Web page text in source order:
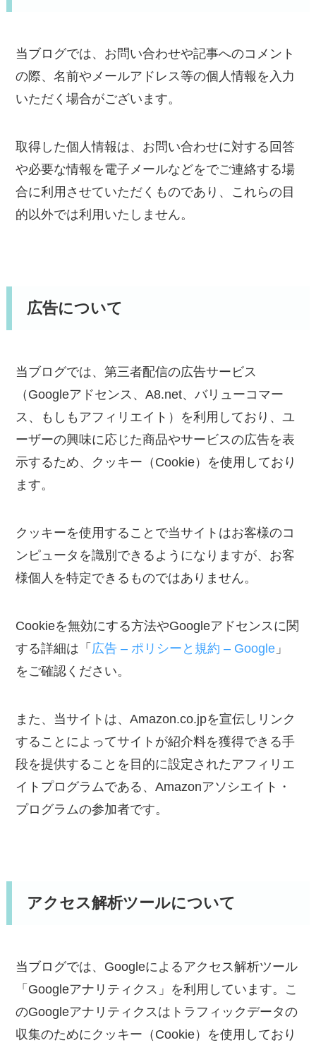
当ブログでは、お問い合わせや記事へのコメント
の際、名前やメールアドレス等の個人情報を入力
いただく場合がございます。
取得した個人情報は、お問い合わせに対する回答
や必要な情報を電子メールなどをでご連絡する場
合に利用させていただくものであり、これらの目
的以外では利用いたしません。
広告について
当ブログでは、第三者配信の広告サービス
（Googleアドセンス、A8.net、バリューコマー
ス、もしもアフィリエイト）を利用しており、ユ
ーザーの興味に応じた商品やサービスの広告を表
示するため、クッキー（Cookie）を使用しており
ます。
クッキーを使用することで当サイトはお客様のコ
ンピュータを識別できるようになりますが、お客
様個人を特定できるものではありません。
Cookieを無効にする方法やGoogleアドセンスに関
する詳細は「 広告 – ポリシーと規約 – Google 」
をご確認ください。
また、当サイトは、Amazon.co.jpを宣伝しリンク
することによってサイトが紹介料を獲得できる手
段を提供することを目的に設定されたアフィリエ
イトプログラムである、Amazonアソシエイト・
プログラムの参加者です。
アクセス解析ツールについて
当ブログでは、Googleによるアクセス解析ツール
「Googleアナリティクス」を利用しています。こ
のGoogleアナリティクスはトラフィックデータの
収集のためにクッキー（Cookie）を使用しており